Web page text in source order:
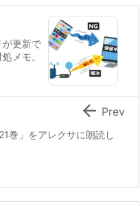
更新で
メモ。
巻」をアレクサに朗読し
 Prev